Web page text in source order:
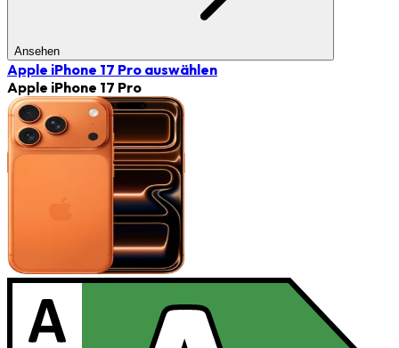
Ansehen
Apple iPhone 17 Pro auswählen
Apple iPhone 17 Pro